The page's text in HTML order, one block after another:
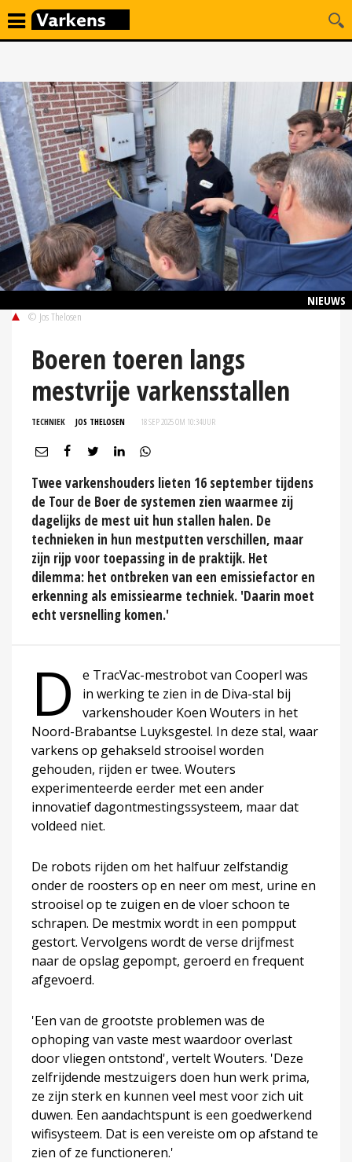
NIEUWS
© Jos Thelosen
Boeren toeren langs
mestvrije varkensstallen
TECHNIEK JOS THELOSEN 18 SEP 2025 OM 10:34UUR
Twee varkenshouders lieten 16 september tijdens
de Tour de Boer de systemen zien waarmee zij
dagelijks de mest uit hun stallen halen. De
technieken in hun mestputten verschillen, maar
zijn rijp voor toepassing in de praktijk. Het
dilemma: het ontbreken van een emissiefactor en
erkenning als emissiearme techniek. 'Daarin moet
echt versnelling komen.'
D
e TracVac-mestrobot van Cooperl was
in werking te zien in de Diva-stal bij
varkenshouder Koen Wouters in het
Noord-Brabantse Luyksgestel. In deze stal, waar
varkens op gehakseld strooisel worden
gehouden, rijden er twee. Wouters
experimenteerde eerder met een ander
innovatief dagontmestingssysteem, maar dat
voldeed niet.
De robots rijden om het halfuur zelfstandig
onder de roosters op en neer om mest, urine en
strooisel op te zuigen en de vloer schoon te
schrapen. De mestmix wordt in een pompput
gestort. Vervolgens wordt de verse drijfmest
naar de opslag gepompt, geroerd en frequent
afgevoerd.
'Een van de grootste problemen was de
ophoping van vaste mest waardoor overlast
door vliegen ontstond', vertelt Wouters. 'Deze
zelfrijdende mestzuigers doen hun werk prima,
ze zijn sterk en kunnen veel mest voor zich uit
duwen. Een aandachtspunt is een goedwerkend
wifisysteem. Dat is een vereiste om op afstand te
zien of ze functioneren.'